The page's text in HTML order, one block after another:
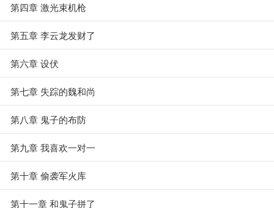
第四章 激光束机枪
第五章 李云龙发财了
第六章 设伏
第七章 失踪的魏和尚
第八章 鬼子的布防
第九章 我喜欢一对一
第十章 偷袭军火库
第十一章 和鬼子拼了